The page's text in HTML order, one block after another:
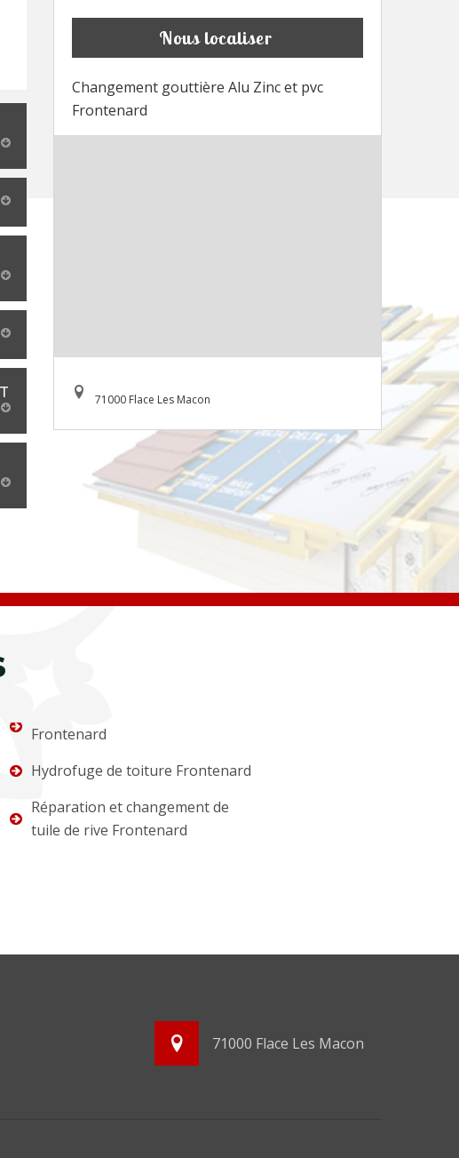
Nous localiser
Changement gouttière Alu Zinc et pvc
Frontenard
71000 Flace Les Macon
Frontenard
Hydrofuge de toiture Frontenard
Réparation et changement de
tuile de rive Frontenard
71000 Flace Les Macon